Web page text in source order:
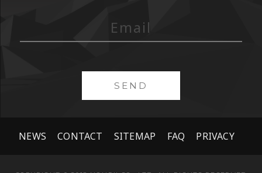
SEND
NEWS CONTACT SITEMAP FAQ PRIVACY